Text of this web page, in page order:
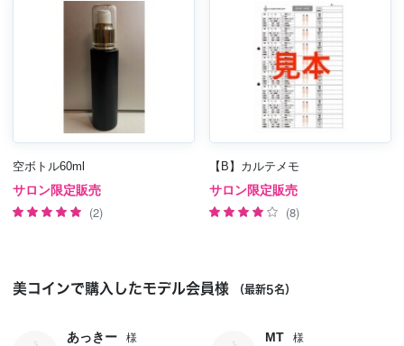
空ボトル60ml
サロン限定販売
(2)
【B】カルテメモ
サロン限定販売
(8)
美コインで購入したモデル会員様 （最新5名）
あっきー MT